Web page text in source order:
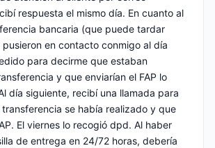
respuesta el mismo día. En cuanto al
bancaria (que puede tardar
en contacto conmigo al día
para decirme que estaban
y que enviarían el FAP lo
día siguiente, recibí una llamada para
se había realizado y que
El viernes lo recogió dpd. Al haber
de entrega en 24/72 horas, debería